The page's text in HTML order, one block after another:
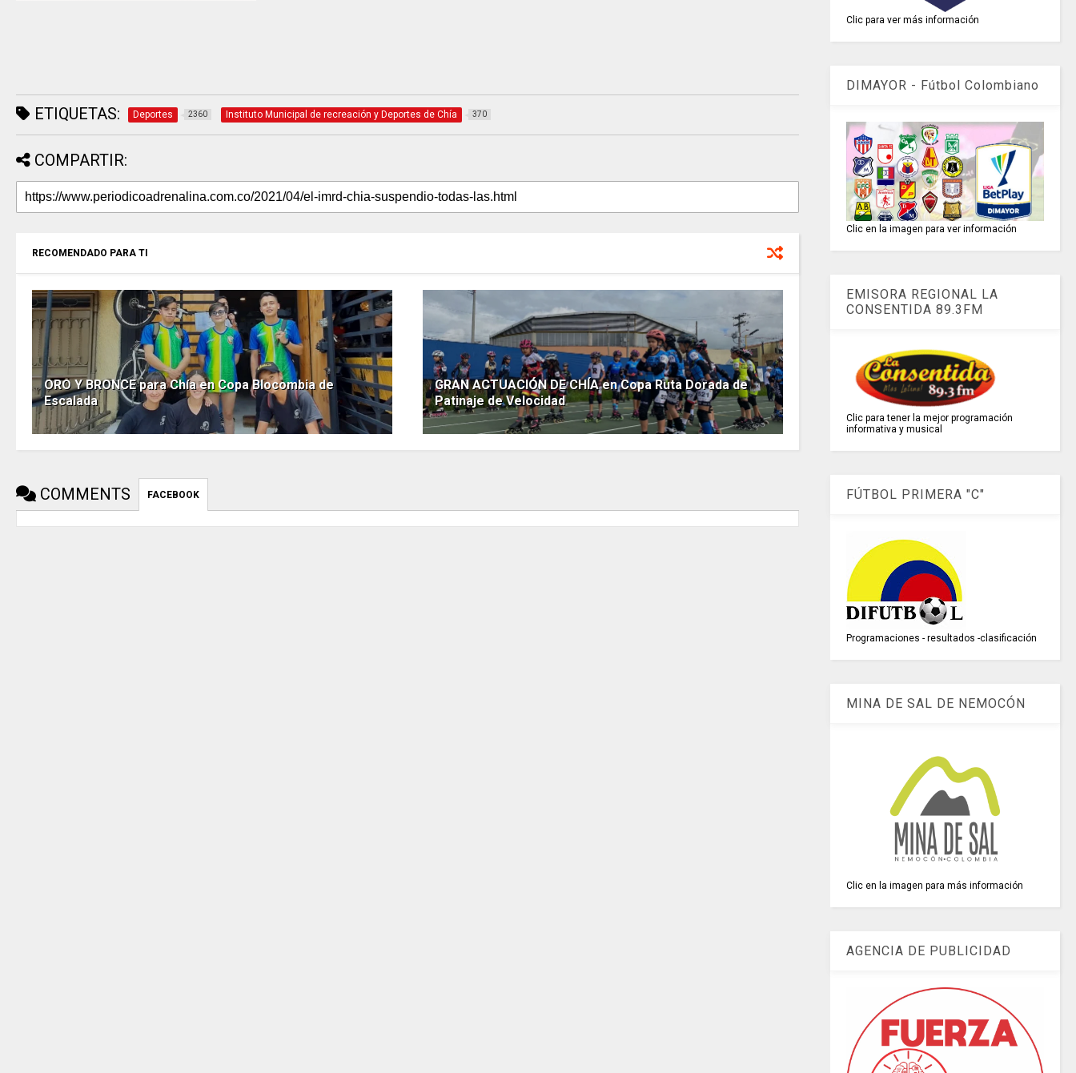
ETIQUETAS: Deportes 2360 Instituto Municipal de recreación y Deportes de Chía 370
COMPARTIR:
RECOMENDADO PARA TI
ORO Y BRONCE para Chía en Copa Blocombia de
Escalada
GRAN ACTUACIÓN DE CHÍA en Copa Ruta Dorada de
Patinaje de Velocidad
COMMENTS FACEBOOK
Clic para ver más información
DIMAYOR - Fútbol Colombiano
Clic en la imagen para ver información
EMISORA REGIONAL LA
CONSENTIDA 89.3FM
Clic para tener la mejor programación
informativa y musical
FÚTBOL PRIMERA "C"
Programaciones - resultados -clasificación
MINA DE SAL DE NEMOCÓN
Clic en la imagen para más información
AGENCIA DE PUBLICIDAD